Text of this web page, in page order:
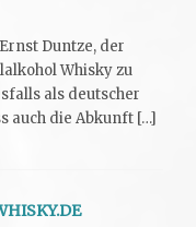
Duntze, der
Whisky zu
als deutscher
auch die Abkunft […]